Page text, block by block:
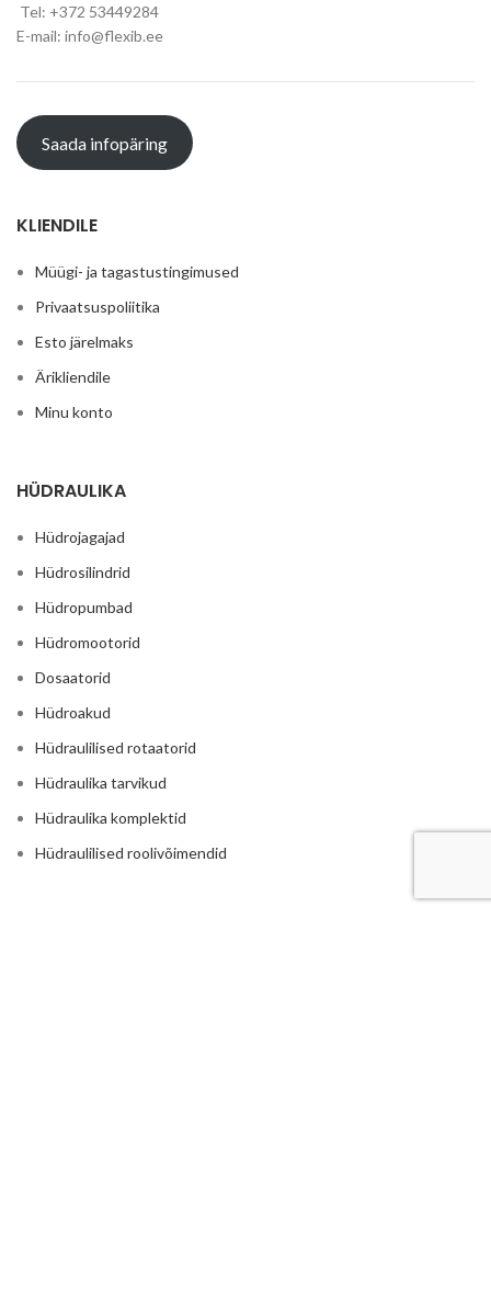
Tel: +372 53449284
E-mail: info@flexib.ee
Saada infopäring
KLIENDILE
Müügi- ja tagastustingimused
Privaatsuspoliitika
Esto järelmaks
Ärikliendile
Minu konto
HÜDRAULIKA
Hüdrojagajad
Hüdrosilindrid
Hüdropumbad
Hüdromootorid
Dosaatorid
Hüdroakud
Hüdraulilised rotaatorid
Hüdraulika tarvikud
Hüdraulika komplektid
Hüdraulilised roolivõimendid